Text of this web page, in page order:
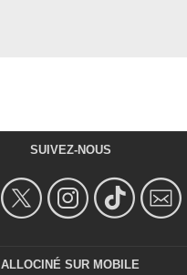
SUIVEZ-NOUS
ALLOCINÉ SUR MOBILE